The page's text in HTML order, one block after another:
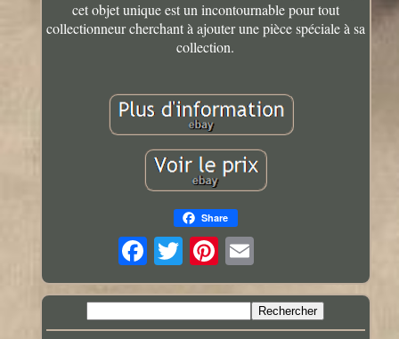
cet objet unique est un incontournable pour tout
collectionneur cherchant à ajouter une pièce spéciale à sa
collection.
Share